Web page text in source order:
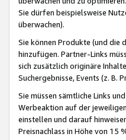
Sie dürfen beispielsweise
überwachen).
Sie können Produkte (und die
hinzufügen. Partner-Links
sich zusätzlich originäre
Suchergebnisse, Events (z. B.
Sie müssen sämtliche Links
Werbeaktion auf der
einstellen und darauf
Preisnachlass in Höhe von 15